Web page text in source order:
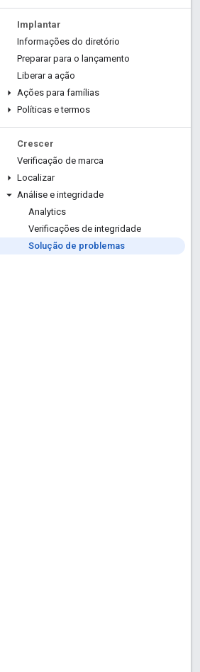
Implantar
Informações do diretório
Preparar para o lançamento
Liberar a ação
Ações para famílias
Políticas e termos
Crescer
Verificação de marca
Localizar
Análise e integridade
Analytics
Verificações de integridade
Solução de problemas